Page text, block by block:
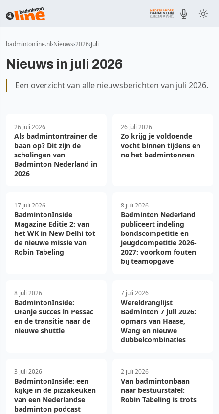
badmintonline.nl Nieuws 2026 Juli
Nieuws in juli 2026
Een overzicht van alle nieuwsberichten van juli 2026.
26 juli 2026
Als badmintontrainer de
baan op? Dit zijn de
scholingen van
Badminton Nederland in
2026
26 juli 2026
Zo krijg je voldoende
vocht binnen tijdens en
na het badmintonnen
17 juli 2026
BadmintonInside
Magazine Editie 2: van
het WK in New Delhi tot
de nieuwe missie van
Robin Tabeling
8 juli 2026
Badminton Nederland
publiceert indeling
bondscompetitie en
jeugdcompetitie 2026-
2027: voorkom fouten
bij teamopgave
8 juli 2026
BadmintonInside:
Oranje succes in Pessac
en de transitie naar de
nieuwe shuttle
7 juli 2026
Wereldranglijst
Badminton 7 juli 2026:
opmars van Haase,
Wang en nieuwe
dubbelcombinaties
3 juli 2026
BadmintonInside: een
kijkje in de pizzakeuken
van een Nederlandse
badminton podcast
2 juli 2026
Van badmintonbaan
naar bestuurstafel:
Robin Tabeling is trots